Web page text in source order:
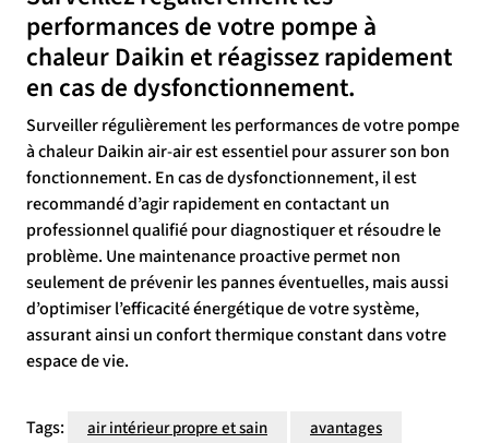
performances de votre pompe à
chaleur Daikin et réagissez rapidement
en cas de dysfonctionnement.
Surveiller régulièrement les performances de votre pompe
à chaleur Daikin air-air est essentiel pour assurer son bon
fonctionnement. En cas de dysfonctionnement, il est
recommandé d’agir rapidement en contactant un
professionnel qualifié pour diagnostiquer et résoudre le
problème. Une maintenance proactive permet non
seulement de prévenir les pannes éventuelles, mais aussi
d’optimiser l’efficacité énergétique de votre système,
assurant ainsi un confort thermique constant dans votre
espace de vie.
Tags: air intérieur propre et sain
avantages